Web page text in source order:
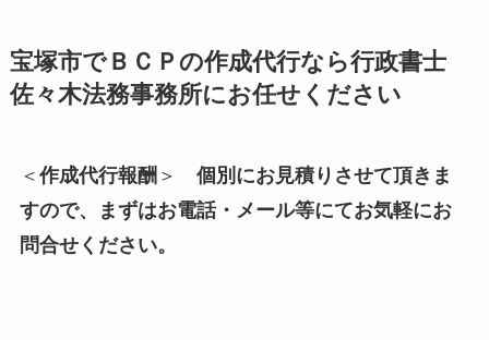
宝塚市でＢＣＰの作成代行なら行政書士
佐々木法務事務所にお任せください
＜ 作成代行報酬 ＞ 個別にお見積りさせて頂きま
すので、まずはお電話・メール等にてお気軽にお
問合せください。